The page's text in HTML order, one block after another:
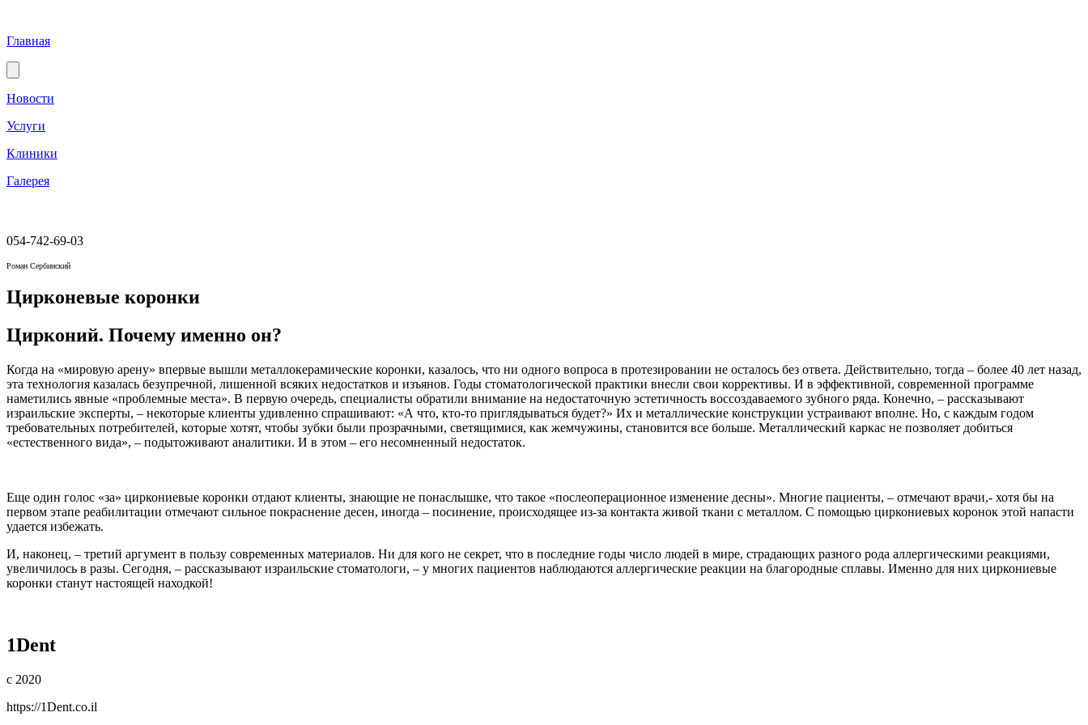
Главная
Новости
Услуги
Клиники
Галерея
054-742-69-03
Роман Сербинский
Цирконевые коронки
Цирконий. Почему именно он?
Когда на «мировую арену» впервые вышли металлокерамические коронки, казалось, что ни одного вопроса в протезировании не осталось без ответа. Действительно, тогда – более 40 лет назад,
эта технология казалась безупречной, лишенной всяких недостатков и изъянов. Годы стоматологической практики внесли свои коррективы. И в эффективной, современной программе
наметились явные «проблемные места». В первую очередь, специалисты обратили внимание на недостаточную эстетичность воссоздаваемого зубного ряда. Конечно, – рассказывают
израильские эксперты, – некоторые клиенты удивленно спрашивают: «А что, кто-то приглядываться будет?» Их и металлические конструкции устраивают вполне. Но, с каждым годом
требовательных потребителей, которые хотят, чтобы зубки были прозрачными, светящимися, как жемчужины, становится все больше. Металлический каркас не позволяет добиться
«естественного вида», – подытоживают аналитики. И в этом – его несомненный недостаток.
Еще один голос «за» циркониевые коронки отдают клиенты, знающие не понаслышке, что такое «послеоперационное изменение десны». Многие пациенты, – отмечают врачи,- хотя бы на
первом этапе реабилитации отмечают сильное покраснение десен, иногда – посинение, происходящее из-за контакта живой ткани с металлом. С помощью циркониевых коронок этой напасти
удается избежать.
И, наконец, – третий аргумент в пользу современных материалов. Ни для кого не секрет, что в последние годы число людей в мире, страдающих разного рода аллергическими реакциями,
увеличилось в разы. Сегодня, – рассказывают израильские стоматологи, – у многих пациентов наблюдаются аллергические реакции на благородные сплавы. Именно для них циркониевые
коронки станут настоящей находкой!
1Dent
с 2020
https://1Dent.co.il